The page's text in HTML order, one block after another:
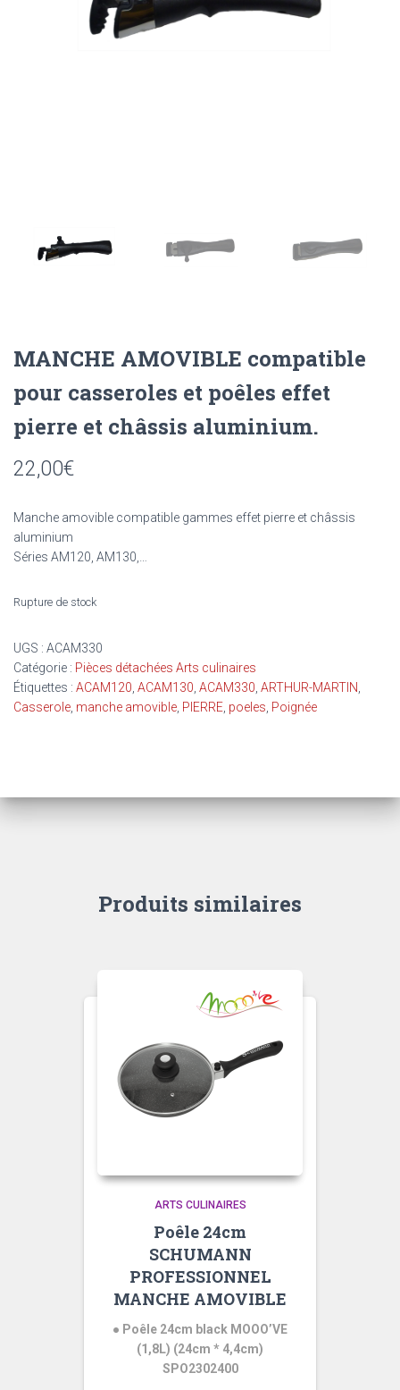
MANCHE AMOVIBLE compatible
pour casseroles et poêles effet
pierre et châssis aluminium.
22,00€
Manche amovible compatible gammes effet pierre et châssis
aluminium
Séries AM120, AM130,…
Rupture de stock
UGS : ACAM330
Catégorie : Pièces détachées Arts culinaires
Étiquettes : ACAM120 ACAM130 ACAM330 ARTHUR-MARTIN
Casserole manche amovible PIERRE poeles Poignée
Produits similaires
ARTS CULINAIRES
Poêle 24cm
SCHUMANN
PROFESSIONNEL
MANCHE AMOVIBLE
● Poêle 24cm black MOOO’VE
(1,8L) (24cm * 4,4cm)
SPO2302400